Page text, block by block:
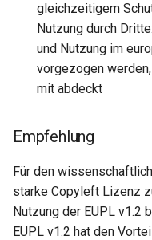
gleichzeitigem
Nutzung durch
und Nutzung im
vorgezogen
mit abdeckt
Empfehlung
Für den
starke Copyleft Lizenz
Nutzung der EUPL v1.2
EUPL v1.2 hat den